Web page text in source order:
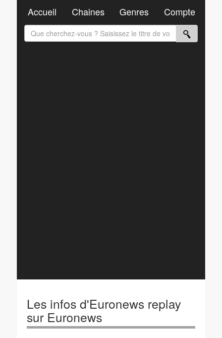
Les infos d'Euronews replay
sur Euronews
Accueil Chaines Genres Compte